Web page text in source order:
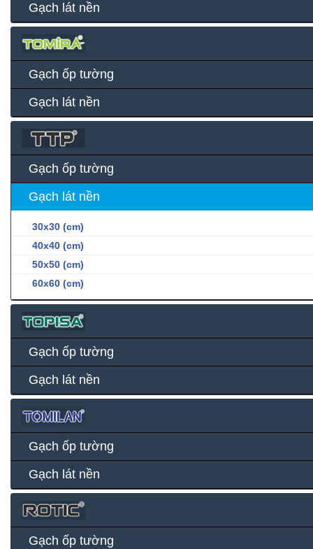
Gạch lát nền
Gạch ốp tường
Gạch lát nền
Gạch ốp tường
Gạch lát nền
30x30 (cm)
40x40 (cm)
50x50 (cm)
60x60 (cm)
Gạch ốp tường
Gạch lát nền
Gạch ốp tường
Gạch lát nền
Gạch ốp tường